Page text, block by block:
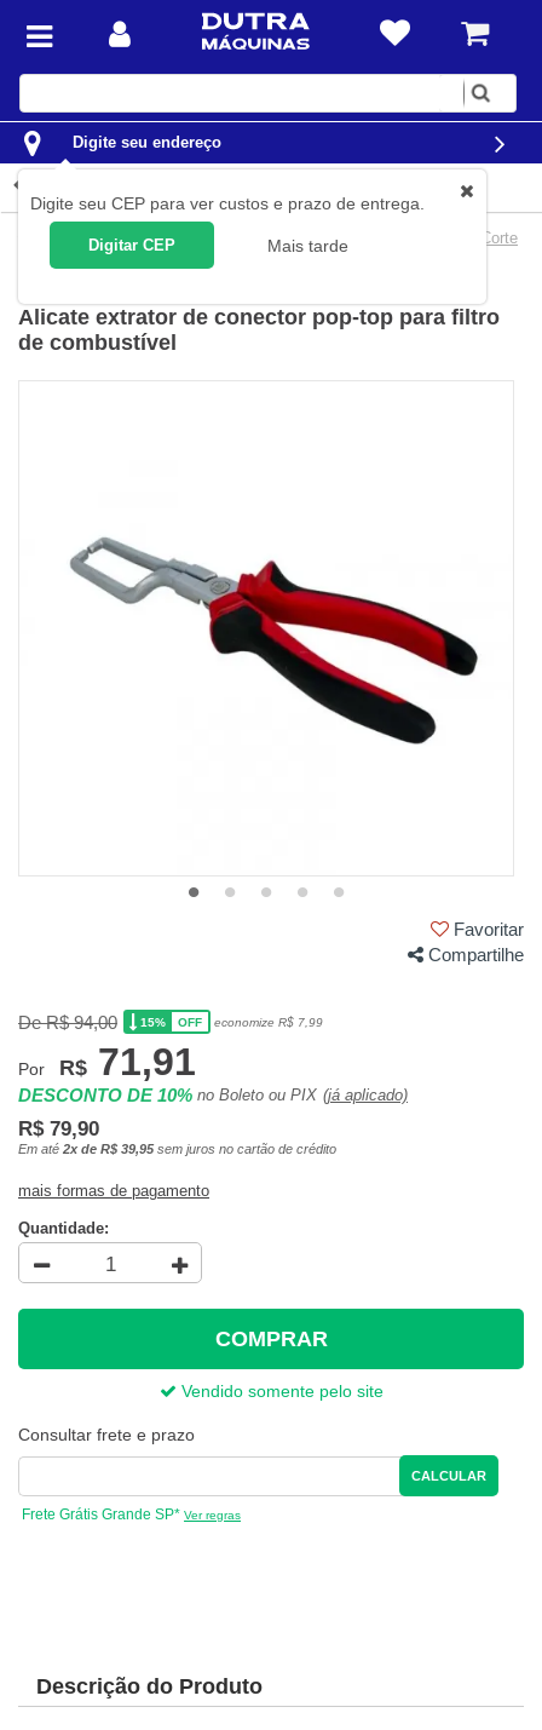
Digite
Digite seu endereço
Digite seu CEP para ver custos e prazo de entrega.
Digitar CEP Mais tarde
Ferramentas Ferramentas Manuais Alicates Alicates de Corte
Alicate extrator de conector pop-top para filtro
de combustível
Favoritar
Compartilhe
De R$ 94,00 15% OFF economize R$ 7,99
Por R$ 71,91
DESCONTO DE 10% no Boleto ou PIX (já aplicado)
R$ 79,90
Em até 2x de R$ 39,95sem juros no cartão de crédito
mais formas de pagamento
Quantidade:
COMPRAR
Vendido somente pelo site
Consultar frete e prazo
CALCULAR
Frete Grátis Grande SP* Ver regras
Descrição do Produto